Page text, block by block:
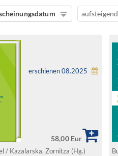
aufsteigend
erschienen 08.2025
58,00 Eur
/ Kazalarska, Zornitza (Hg.)